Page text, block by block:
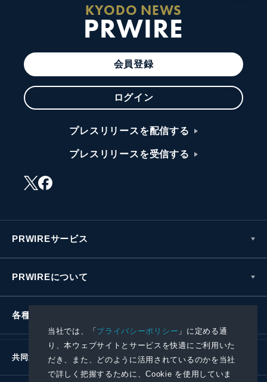
当社では、「プライバシーポリシー 」に定める通
り、本ウェブサイトとサービスを快適にご利用いた
だき、また、どのように活用されているのかを当社
で詳しく把握するために、Cookie を使用していま
KYODO NEWS
PRWIRE
会員登録
ログイン
プレスリリースを配信する
プレスリリースを受信する
PRWIREサービス
PRWIREについて
各種お問い合わせ
共同通信社グループ